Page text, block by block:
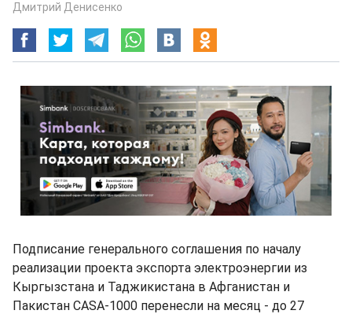
Дмитрий Денисенко
Подписание генерального соглашения по началу
реализации проекта экспорта электроэнергии из
Кыргызстана и Таджикистана в Афганистан и
Пакистан CASA-1000 перенесли на месяц - до 27